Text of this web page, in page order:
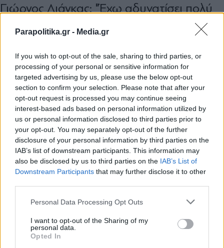
Parapolitika.gr - Media.gr
If you wish to opt-out of the sale, sharing to third parties, or
processing of your personal or sensitive information for
targeted advertising by us, please use the below opt-out
section to confirm your selection. Please note that after your
opt-out request is processed you may continue seeing
interest-based ads based on personal information utilized by
us or personal information disclosed to third parties prior to
your opt-out. You may separately opt-out of the further
disclosure of your personal information by third parties on the
IAB’s list of downstream participants. This information may
also be disclosed by us to third parties on the IAB’s List of
Downstream Participants that may further disclose it to other
Personal Data Processing Opt Outs
I want to opt-out of the Sharing of my
personal data.
Opted In
Γιώργος Λιάγκας: "Έχω αδυνατίσει πολύ
απάντηση στο "καρφί" της Κουτσελίνη
(Βίντεο)
Εγγραφή στο newsletter
Αποδέχομαι τους